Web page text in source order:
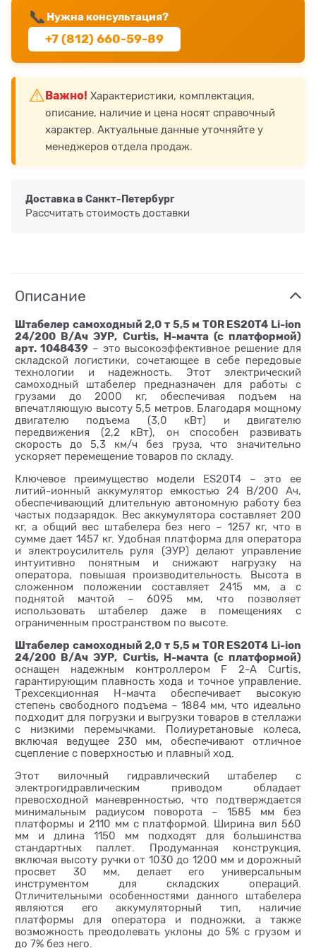
📞 Нужна консультация?
+7 (812) 660-59-89
⚠️Важно! Характеристики, комплектация,
описание, наличие и цена носят справочный
характер. Актуальные данные уточняйте у
менеджеров отдела продаж.
Доставка в Санкт-Петербург
Рассчитать стоимость доставки
Описание
Штабелер самоходный 2,0 т 5,5 м TOR ES20T4 Li-ion
24/200 В/Ач ЭУР, Curtis, H-мачта (с платформой)
арт. 1048439– это высокоэффективное решение для
складской логистики, сочетающее в себе передовые
технологии и надежность. Этот электрический
самоходный штабелер предназначен для работы с
грузами до 2000 кг, обеспечивая подъем на
впечатляющую высоту 5,5 метров. Благодаря мощному
двигателю подъема (3,0 кВт) и двигателю
передвижения (2,2 кВт), он способен развивать
скорость до 5,3 км/ч без груза, что значительно
ускоряет перемещение товаров по складу.
Ключевое преимущество модели ES20T4 – это ее
литий-ионный аккумулятор емкостью 24 В/200 Ач,
обеспечивающий длительную автономную работу без
частых подзарядок. Вес аккумулятора составляет 200
кг, а общий вес штабелера без него – 1257 кг, что в
сумме дает 1457 кг. Удобная платформа для оператора
и электроусилитель руля (ЭУР) делают управление
интуитивно понятным и снижают нагрузку на
оператора, повышая производительность. Высота в
сложенном положении составляет 2415 мм, а с
поднятой мачтой – 6095 мм, что позволяет
использовать штабелер даже в помещениях с
ограниченным пространством по высоте.
Штабелер самоходный 2,0 т 5,5 м TOR ES20T4 Li-ion
24/200 В/Ач ЭУР, Curtis, H-мачта (с платформой)
оснащен надежным контроллером F 2-A Curtis,
гарантирующим плавность хода и точное управление.
Трехсекционная H-мачта обеспечивает высокую
степень свободного подъема – 1884 мм, что идеально
подходит для погрузки и выгрузки товаров в стеллажи
с низкими перемычками. Полиуретановые колеса,
включая ведущее 230 мм, обеспечивают отличное
сцепление с поверхностью и плавный ход.
Этот вилочный гидравлический штабелер с
электрогидравлическим приводом обладает
превосходной маневренностью, что подтверждается
минимальным радиусом поворота – 1585 мм без
платформы и 2110 мм с платформой. Ширина вил 560
мм и длина 1150 мм подходят для большинства
стандартных паллет. Продуманная конструкция,
включая высоту ручки от 1030 до 1200 мм и дорожный
просвет 30 мм, делает его универсальным
инструментом для складских операций.
Отличительными особенностями данного штабелера
являются его аккумуляторный тип, наличие
платформы для оператора и подножки, а также
возможность преодолевать уклоны до 5% с грузом и
до 7% без него.